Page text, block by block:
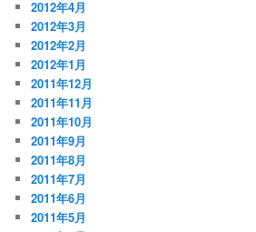
2012年4月
2012年3月
2012年2月
2012年1月
2011年12月
2011年11月
2011年10月
2011年9月
2011年8月
2011年7月
2011年6月
2011年5月